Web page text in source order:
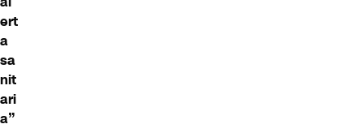
ert
a
sa
nit
ari
a”